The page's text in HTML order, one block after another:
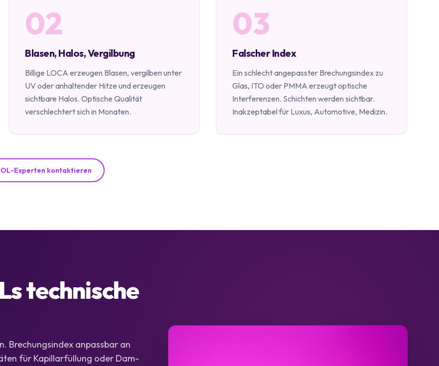
02
Blasen, Halos, Vergilbung
Billige LOCA erzeugen Blasen, vergilben unter
UV oder anhaltender Hitze und erzeugen
sichtbare Halos. Optische Qualität
verschlechtert sich in Monaten.
03
Falscher Index
Ein schlecht angepasster Brechungsindex zu
Glas, ITO oder PMMA erzeugt optische
Interferenzen. Schichten werden sichtbar.
Inakzeptabel für Luxus, Automotive, Medizin.
Experten kontaktieren
technische
Brechungsindex anpassbar an
für Kapillarfüllung oder Dam-